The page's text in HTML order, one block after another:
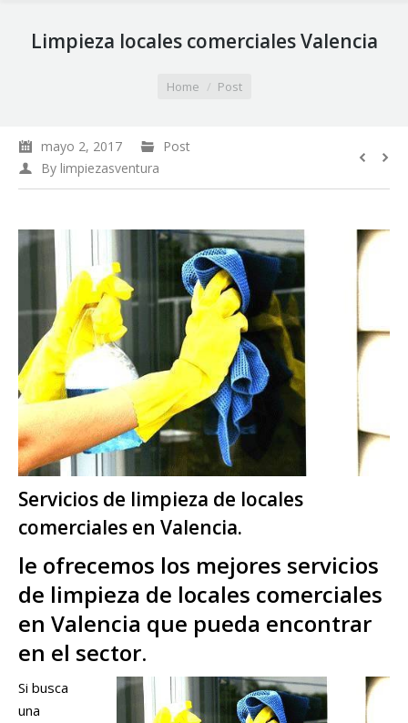
Limpieza locales comerciales Valencia
Home Post
mayo 2, 2017
Post
By limpiezasventura
Servicios de limpieza de locales
comerciales en Valencia.
le ofrecemos los mejores servicios
de limpieza de locales comerciales
en Valencia que pueda encontrar
en el sector.
Si busca
una